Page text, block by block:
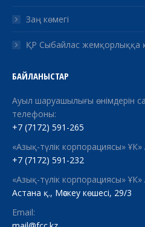
Заң көмегі
ҚР Сыбайлас жемқорлыққа
БАЙЛАНЫСТАР
Ауыл шаруашылығы өнімдерін
телефоны:
+7 (7172) 591-265
«Азық-түлік корпорациясы»
+7 (7172) 591-232
«Азық-түлік корпорациясы»
Астана қ., Мәскеу көшесі, 29/3
Email: